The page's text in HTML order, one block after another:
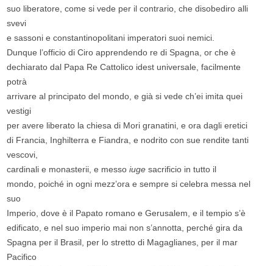
suo liberatore, come si vede per il contrario, che disobediro alli
svevi
e sassoni e constantinopolitani imperatori suoi nemici.
Dunque l’officio di Ciro apprendendo re di Spagna, or che è
dechiarato dal Papa Re Cattolico idest universale, facilmente
potrà
arrivare al principato del mondo, e già si vede ch’ei imita quei
vestigi
per avere liberato la chiesa di Mori granatini, e ora dagli eretici
di Francia, Inghilterra e Fiandra, e nodrito con sue rendite tanti
vescovi,
cardinali e monasterii, e messoiuge sacrificio in tutto il
mondo, poiché in ogni mezz’ora e sempre si celebra messa nel
suo
Imperio, dove è il Papato romano e Gerusalem, e il tempio s’è
edificato, e nel suo imperio mai non s’annotta, perché gira da
Spagna per il Brasil, per lo stretto di Magaglianes, per il mar
Pacifico